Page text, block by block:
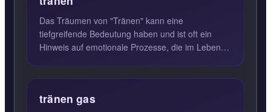
Das Träumen von "Tränen" kann eine
tiefgreifende Bedeutung haben und ist oft ein
Hinweis auf emotionale Prozesse, die im Leben
tränen gas